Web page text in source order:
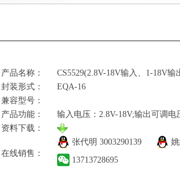
产品名称：
CS5529(2.8V-18V输入、1-18V输
封装形式：
EQA-16
兼容型号：
产品功能：
输入电压：2.8V-18V;输出可调
资料下载：
在线销售：
张代明 3003290139
13713728695